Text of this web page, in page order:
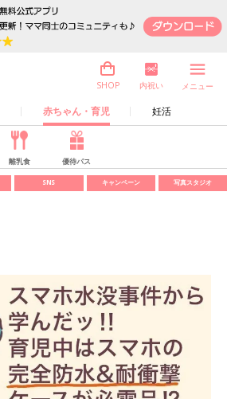
赤ちゃん・育児 妊活
SHOP 内祝い メニュー
離乳食 優待パス
SNS キャンペーン 写真スタジオ